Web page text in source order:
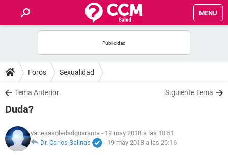
MENU
FOROS
SALUD
NUTRICIÓN
Foros Sexualidad
Tema Anterior Siguiente Tema
Duda?
vanesasoledadquaranta - 19 may 2018 a las 18:51
Dr. Carlos Salinas
- 19 may 2018 a las 20:16